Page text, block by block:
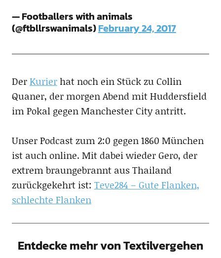
— Footballers with animals
(@ftbllrswanimals)February 24, 2017
DerKurierhat noch ein Stück zu Collin
Quaner, der morgen Abend mit Huddersfield
im Pokal gegen Manchester City antritt.
Unser Podcast zum 2:0 gegen 1860 München
ist auch online. Mit dabei wieder Gero, der
extrem braungebrannt aus Thailand
zurückgekehrt ist: Teve284 – Gute Flanken,
schlechte Flanken
Entdecke mehr von Textilvergehen